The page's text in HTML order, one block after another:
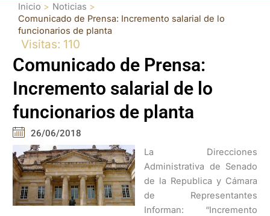
Inicio
Noticias
Comunicado de Prensa: Incremento salarial de lo
funcionarios de planta
Visitas: 110
Comunicado de Prensa:
Incremento salarial de lo
funcionarios de planta
26/06/2018
La Direcciones
Administrativa de Senado
de la Republica y Cámara
de Representantes
Informan: “Incremento